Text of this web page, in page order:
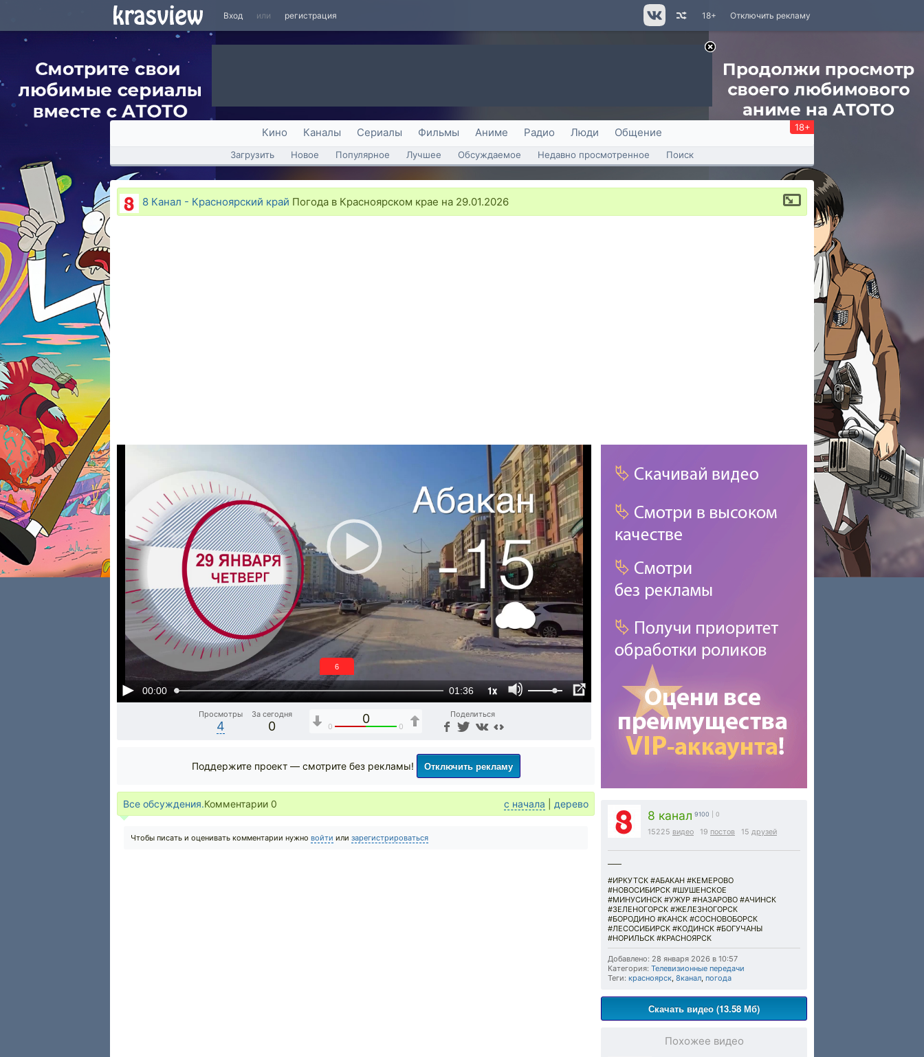
Вход или регистрация Отключить рекламу
18+
Кино Каналы Сериалы Фильмы Аниме Радио Люди Общение 18+
Загрузить Новое Популярное Лучшее Обсуждаемое Недавно просмотренное Поиск
8 Канал - Красноярский край Погода в Красноярском крае на 29.01.2026
00:00 01:36 1x
5
Просмотры
4
За сегодня
0
0
0 0
Поделиться
8 канал 9100 | 0
15225 видео 19 постов 15 друзей
#ИРКУТСК #АБАКАН #КЕМЕРОВО
#НОВОСИБИРСК #ШУШЕНСКОЕ
#МИНУСИНСК #УЖУР #НАЗАРОВО #АЧИНСК
#ЗЕЛЕНОГОРСК #ЖЕЛЕЗНОГОРСК
#БОРОДИНО #КАНСК #СОСНОВОБОРСК
#ЛЕСОСИБИРСК #КОДИНСК #БОГУЧАНЫ
#НОРИЛЬСК #КРАСНОЯРСК
Добавлено: 28 января 2026 в 10:57
Категория: Телевизионные передачи
Теги: красноярск, 8канал, погода
Скачать видео (13.58 Мб)
Похожее видео
Поддержите проект — смотрите без рекламы! Отключить рекламу
Все обсуждения.Комментарии 0 с начала дерево
Чтобы писать и оценивать комментарии нужно войти или зарегистрироваться